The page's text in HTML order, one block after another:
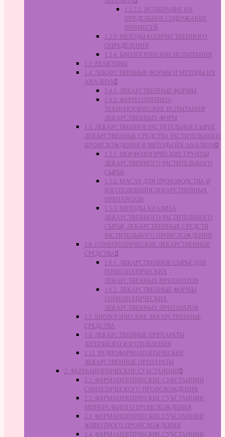
1.2.2.2. ИСПЫТАНИЕ НА
ПРЕДЕЛЬНОЕ СОДЕРЖАНИЕ
ПРИМЕСЕЙ
1.2.3. МЕТОДЫ КОЛИЧЕСТВЕННОГО
ОПРЕДЕЛЕНИЯ
1.2.4. БИОЛОГИЧЕСКИЕ ИСПЫТАНИЯ
1.3. РЕАКТИВЫ
1.4. ЛЕКАРСТВЕННЫЕ ФОРМЫ И МЕТОДЫ ИХ
АНАЛИЗА
1.4.1. ЛЕКАРСТВЕННЫЕ ФОРМЫ
1.4.2. ФАРМАЦЕВТИКО-
ТЕХНОЛОГИЧЕСКИЕ ИСПЫТАНИЯ
ЛЕКАРСТВЕННЫХ ФОРМ
1.5. ЛЕКАРСТВЕННОЕ РАСТИТЕЛЬНОЕ СЫРЬЁ,
ЛЕКАРСТВЕННЫЕ СРЕДСТВА РАСТИТЕЛЬНОГО
ПРОИСХОЖДЕНИЯ И МЕТОДЫ ИХ АНАЛИЗА
1.5.1. МОРФОЛОГИЧЕСКИЕ ГРУППЫ
ЛЕКАРСТВЕННОГО РАСТИТЕЛЬНОГО
СЫРЬЯ
1.5.2. МАСЛА ДЛЯ ПРОИЗВОДСТВА И
ИЗГОТОВЛЕНИЯ ЛЕКАРСТВЕННЫХ
ПРЕПАРАТОВ
1.5.3. МЕТОДЫ АНАЛИЗА
ЛЕКАРСТВЕННОГО РАСТИТЕЛЬНОГО
СЫРЬЯ, ЛЕКАРСТВЕННЫХ СРЕДСТВ
РАСТИТЕЛЬНОГО ПРОИСХОЖДЕНИЯ
1.6. ГОМЕОПАТИЧЕСКИЕ ЛЕКАРСТВЕННЫЕ
СРЕДСТВА
1.6.1. ЛЕКАРСТВЕННОЕ СЫРЬЁ ДЛЯ
ГОМЕОПАТИЧЕСКИХ
ЛЕКАРСТВЕННЫХ ПРЕПАРАТОВ
1.6.2. ЛЕКАРСТВЕННЫЕ ФОРМЫ
ГОМЕОПАТИЧЕСКИХ
ЛЕКАРСТВЕННЫХ ПРЕПАРАТОВ
1.7. БИОЛОГИЧЕСКИЕ ЛЕКАРСТВЕННЫЕ
СРЕДСТВА
1.8. ЛЕКАРСТВЕННЫЕ ПРЕПАРАТЫ
АПТЕЧНОГО ИЗГОТОВЛЕНИЯ
1.11. РАДИОФАРМАЦЕВТИЧЕСКИЕ
ЛЕКАРСТВЕННЫЕ ПРЕПАРАТЫ
2. ФАРМАЦЕВТИЧЕСКИЕ СУБСТАНЦИИ
2.1. ФАРМАЦЕВТИЧЕСКИЕ СУБСТАНЦИИ
СИНТЕТИЧЕСКОГО ПРОИСХОЖДЕНИЯ
2.2. ФАРМАЦЕВТИЧЕСКИЕ СУБСТАНЦИИ
МИНЕРАЛЬНОГО ПРОИСХОЖДЕНИЯ
2.3. ФАРМАЦЕВТИЧЕСКИЕ СУБСТАНЦИИ
ЖИВОТНОГО ПРОИСХОЖДЕНИЯ
2.4. ФАРМАЦЕВТИЧЕСКИЕ СУБСТАНЦИИ